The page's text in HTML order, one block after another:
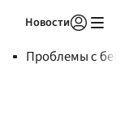
Новости
Проблемы с